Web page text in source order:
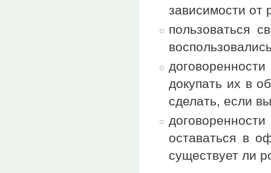
зависимости от
пользоваться
докупать их в
сделать, если
оставаться в
существует ли